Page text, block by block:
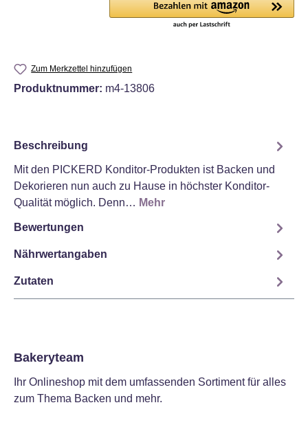
Zum Merkzettel hinzufügen
Produktnummer: m4-13806
Beschreibung
Mit den PICKERD Konditor-Produkten ist Backen und
Dekorieren nun auch zu Hause in höchster Konditor-
Qualität möglich. Denn… Mehr
Bewertungen
Nährwertangaben
Zutaten
Bakeryteam
Ihr Onlineshop mit dem umfassenden Sortiment für alles
zum Thema Backen und mehr.